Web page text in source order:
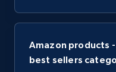
Amazon products
best sellers